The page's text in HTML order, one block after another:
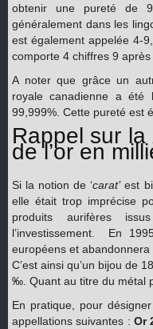
obtenir une pureté de
généralement dans les
est également appelée 4-
comporte 4 chiffres 9 après
A noter que grâce un
royale canadienne a
99,999%. Cette pureté est
Rappel sur
de l’or en
Si la notion de ‘carat’est
elle était trop imprécise
produits aurifères
l’investissement. En
européens et
C’est ainsi qu’un bijou de
‰. Quant au titre du métal
En pratique, pour
appellations suivantes : Or